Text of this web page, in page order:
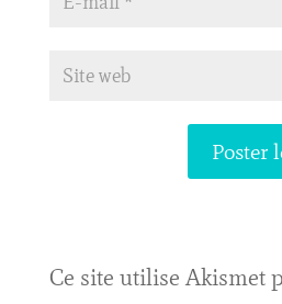
Ce site utilise Akismet